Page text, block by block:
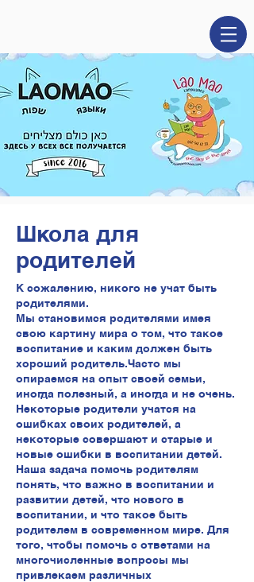
Школа для
родителей
К сожалению, никого не учат быть
родителями.
Мы становимся родителями имея
свою картину мира о том, что такое
воспитание и каким должен быть
хороший родитель.Часто мы
опираемся на опыт своей семьи,
иногда полезный, а иногда и не очень.
Некоторые родители учатся на
ошибках своих родителей, а
некоторые совершают и старые и
новые ошибки в воспитании детей.
Наша задача помочь родителям
понять, что важно в воспитании и
развитии детей, что нового в
воспитании, и что такое быть
родителем в современном мире. Для
того, чтобы помочь с ответами на
многочисленные вопросы мы
привлекаем различных